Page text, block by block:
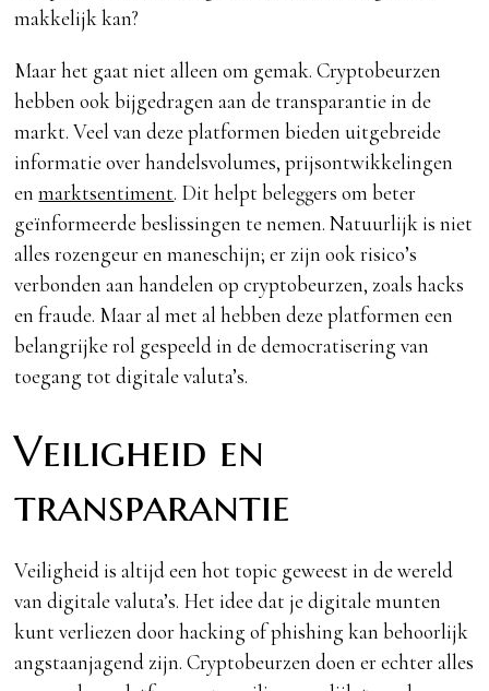
makkelijk kan?
Maar het gaat niet alleen om gemak. Cryptobeurzen
hebben ook bijgedragen aan de transparantie in de
markt. Veel van deze platformen bieden uitgebreide
informatie over handelsvolumes, prijsontwikkelingen
enmarktsentiment. Dit helpt beleggers om beter
geïnformeerde beslissingen te nemen. Natuurlijk is niet
alles rozengeur en maneschijn; er zijn ook risico’s
verbonden aan handelen op cryptobeurzen, zoals hacks
en fraude. Maar al met al hebben deze platformen een
belangrijke rol gespeeld in de democratisering van
toegang tot digitale valuta’s.
Veiligheid en
transparantie
Veiligheid is altijd een hot topic geweest in de wereld
van digitale valuta’s. Het idee dat je digitale munten
kunt verliezen door hacking of phishing kan behoorlijk
angstaanjagend zijn. Cryptobeurzen doen er echter alles